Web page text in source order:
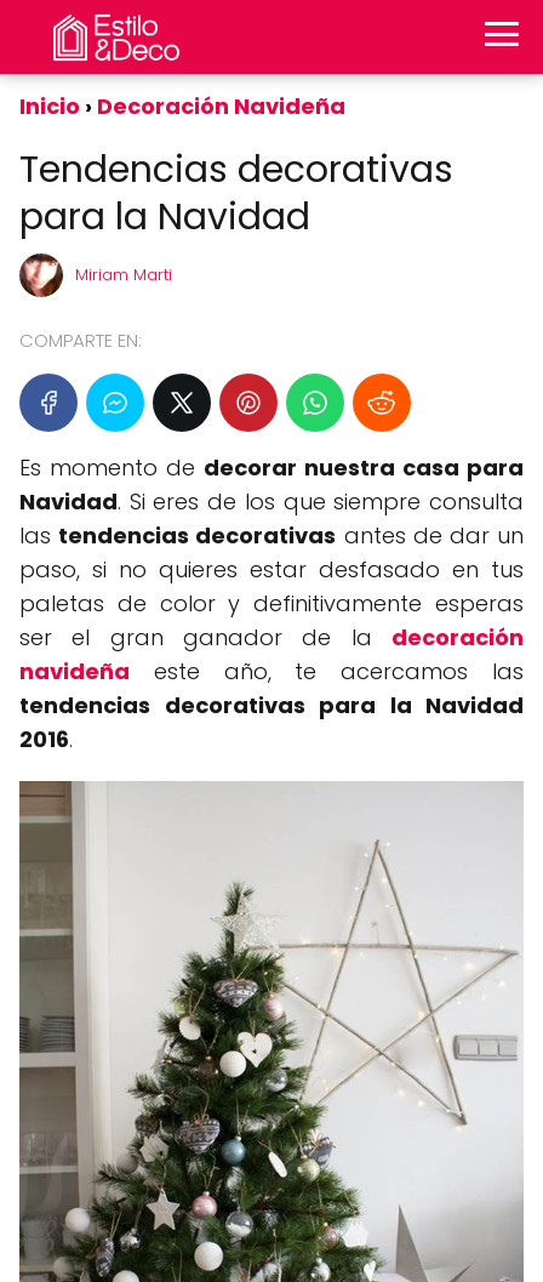
Inicio Decoración Navideña
Tendencias decorativas
para la Navidad
Miriam Marti
COMPARTE EN:
Es momento de decorar nuestra casa para
Navidad. Si eres de los que siempre consulta
las tendencias decorativas antes de dar un
paso, si no quieres estar desfasado en tus
paletas de color y definitivamente esperas
ser el gran ganador de la decoración
navideña este año, te acercamos las
tendencias decorativas para la Navidad
2016.